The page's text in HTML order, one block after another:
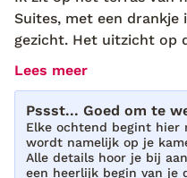
Suites, met een drankje
gezicht. Het uitzicht op
me helemaal tot rust
na jaren van zomers op
hun droom
Wave Suites biedt
privézwembad en een
Lees meer
Pssst... Goed om te
Elke ochtend begint
wordt namelijk op je
Alle details hoor je bij
een heerlijk begin van je